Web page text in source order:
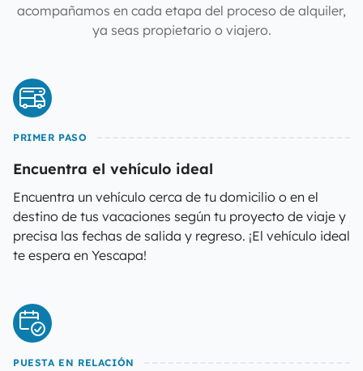
acompañamos en cada etapa del proceso de alquiler,
ya seas propietario o viajero.
PRIMER PASO
Encuentra el vehículo ideal
Encuentra un vehículo cerca de tu domicilio o en el
destino de tus vacaciones según tu proyecto de viaje y
precisa las fechas de salida y regreso. ¡El vehículo ideal
te espera en Yescapa!
PUESTA EN RELACIÓN